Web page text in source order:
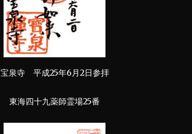
宝泉寺 平成25年6月2日参拝
東海四十九薬師霊場25番